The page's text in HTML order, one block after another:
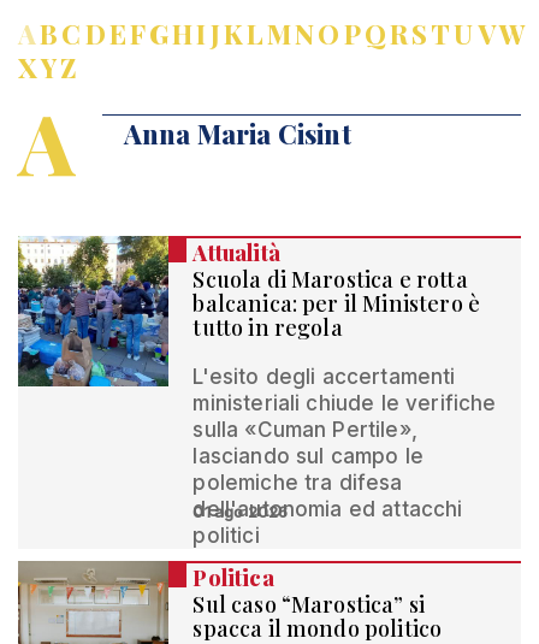
ABCDEFGHIJKLMNOPQRSTUVW
XYZ
A Anna Maria Cisint
Attualità
Scuola di Marostica e rotta
balcanica: per il Ministero è
tutto in regola
L'esito degli accertamenti
ministeriali chiude le verifiche
sulla «Cuman Pertile»,
lasciando sul campo le
polemiche tra difesa
dell'autonomia ed attacchi
politici
01 ago 2026
Politica
Sul caso “Marostica” si
spacca il mondo politico